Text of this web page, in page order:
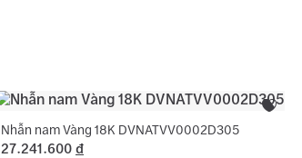
Nhẫn nam Vàng 18K DVNATVV0002D305
27.241.600 đ